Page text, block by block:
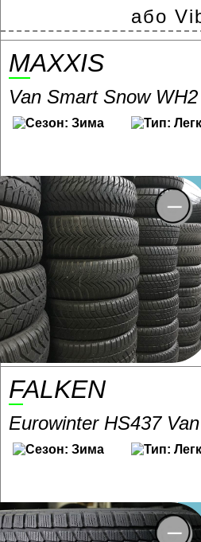
або
MAXXIS
Van Smart Snow WH2
FALKEN
Eurowinter HS437 Van